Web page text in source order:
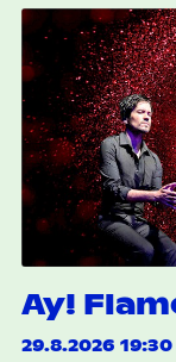
Ay!
29.8.2026